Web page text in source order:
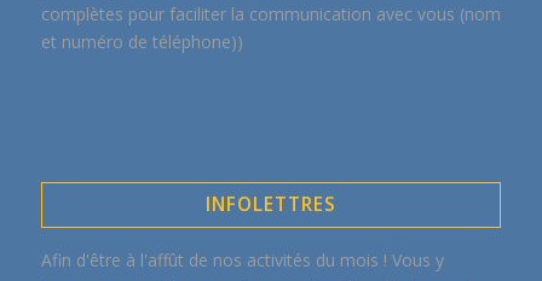
complètes pour faciliter la communication avec vous (nom
et numéro de téléphone))
INFOLETTRES
Afin d'être à l'affût de nos activités du mois ! Vous y